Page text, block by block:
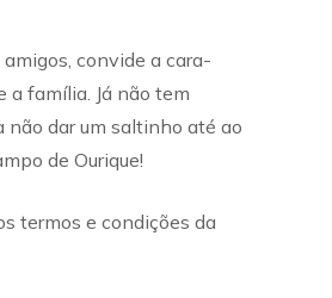
amigos, convide a cara-
a família. Já não tem
não dar um saltinho até ao
de Ourique!
termos e condições da